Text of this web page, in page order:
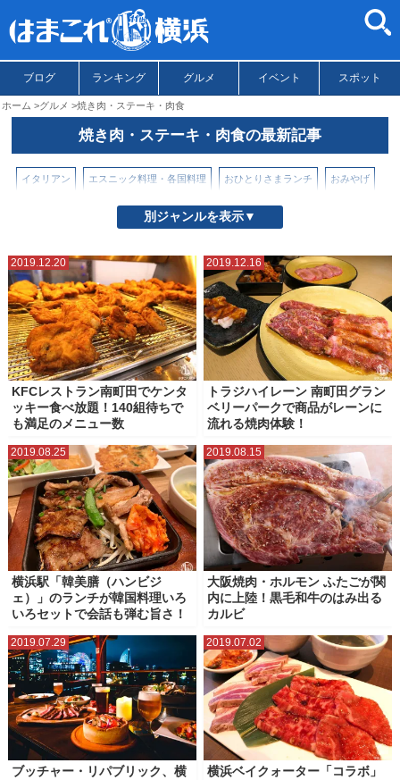
ブログ ランキング グルメ イベント スポット
ホーム グルメ 焼き肉・ステーキ・肉食
焼き肉・ステーキ・肉食の最新記事
イタリアン エスニック料理・各国料理 おひとりさまランチ おみやげ
お取り寄せグルメ・スイーツ かき氷 カフェ
パンケーキ ハンバーガー パン屋・パン情報
ホテルアフタヌーンティー ホテルブッフェ ラーメン・つけ麺
ラーメン（横浜市内） ラーメン（横浜市外・県内）
ランチ 中華料理・中国料理 和食
工場直売所・アウトレット商品 朝食・モーニング 洋食 海鮮・寿司
別ジャンルを表示▼
2019.12.20
KFCレストラン南町田でケンタ
ッキー食べ放題！140組待ちで
も満足のメニュー数
2019.12.16
トラジハイレーン 南町田グラン
ベリーパークで商品がレーンに
流れる焼肉体験！
2019.08.25
横浜駅「韓美膳（ハンビジ
ェ）」のランチが韓国料理いろ
いろセットで会話も弾む旨さ！
2019.08.15
大阪焼肉・ホルモン ふたごが関
内に上陸！黒毛和牛のはみ出る
カルビ
2019.07.29
ブッチャー・リパブリック、横
2019.07.02
横浜ベイクォーター「コラボ」